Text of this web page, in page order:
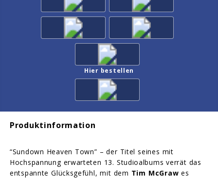
Hier bestellen
Produktinformation
“Sundown Heaven Town” – der Titel seines mit
Hochspannung erwarteten 13. Studioalbums verrät das
entspannte Glücksgefühl, mit dem Tim McGraw es